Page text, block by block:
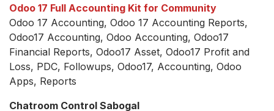
Odoo 17 Full Accounting Kit for Community
Odoo 17 Accounting, Odoo 17 Accounting Reports,
Odoo17 Accounting, Odoo Accounting, Odoo17
Financial Reports, Odoo17 Asset, Odoo17 Profit and
Loss, PDC, Followups, Odoo17, Accounting, Odoo
Apps, Reports
Chatroom Control Sabogal